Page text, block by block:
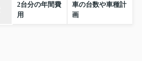
2台分の年間費
用
車の台数や車種計
画